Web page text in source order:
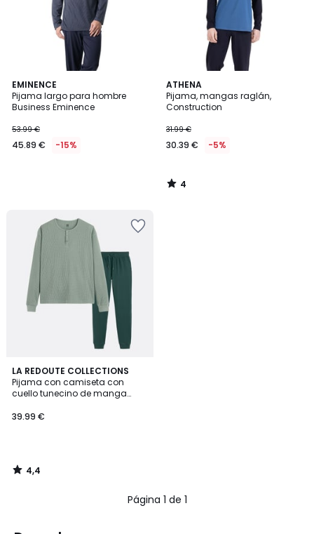
EMINENCE
Pijama largo para hombre
Business Eminence
53.99 €
45.89 € -15%
ATHENA
Pijama, mangas raglán,
Construction
31.99 €
30.39 € -5%
4
/
5
4
/
LA REDOUTE COLLECTIONS
Pijama con camiseta con
cuello tunecino de manga
39.99 €
4,4
/ 5
4,4
/
Página 1 de 1